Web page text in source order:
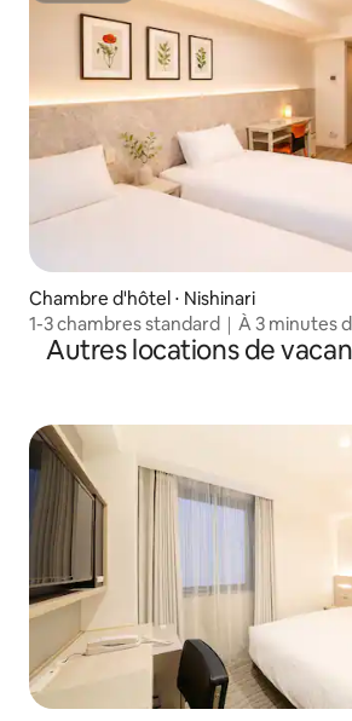
Chambre d'hôtel ⋅ Nishinari
1-3 chambres standard｜À 3 minutes
Hanazonocho et à 10 minutes de la
Autres locations de